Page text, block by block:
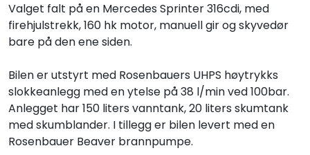
Valget falt på en Mercedes Sprinter 316cdi, med
firehjulstrekk, 160 hk motor, manuell gir og skyvedør
bare på den ene siden.
Bilen er utstyrt med Rosenbauers UHPS høytrykks
slokkeanlegg med en ytelse på 38 l/min ved 100bar.
Anlegget har 150 liters vanntank, 20 liters skumtank
med skumblander. I tillegg er bilen levert med en
Rosenbauer Beaver brannpumpe.